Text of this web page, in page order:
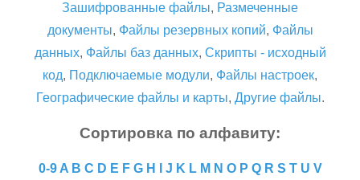
Зашифрованные файлы, Размеченные
документы, Файлы резервных копий, Файлы
данных, Файлы баз данных, Скрипты - исходный
код, Подключаемые модули, Файлы настроек,
Географические файлы и карты, Другие файлы.
Сортировка по алфавиту:
0-9 A B C D E F G H J K L M N O P Q R S T U V